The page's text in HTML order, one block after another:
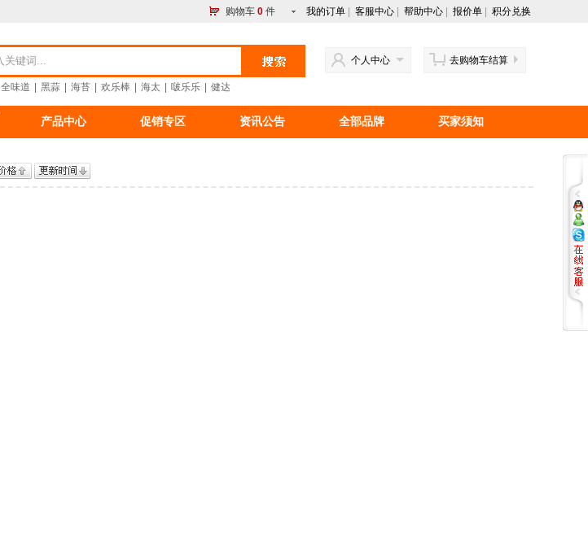
我的订单 客服中心 帮助中心 报价单 积分兑换
购物车 0 件
全味道 黑蒜 海苔 欢乐棒 海太 啵乐乐 健达
个人中心 去购物车结算
产品中心 促销专区 资讯公告 全部品牌 买家须知